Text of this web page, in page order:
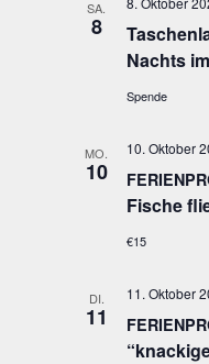
SA.
8
Nachts
Spende
MO.
10
Fische
10. Oktober
€15
DI.
11
11. Oktober